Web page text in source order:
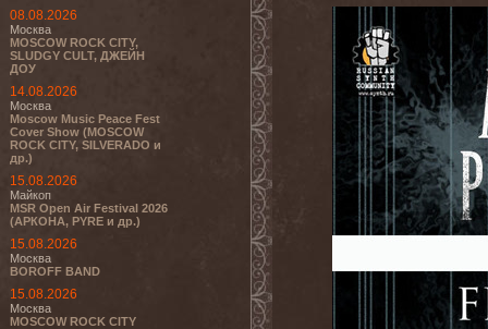
08.08.2026
Москва
MOSCOW ROCK CITY,
SLUDGY CULT, ДЖЕЙН
ДОУ
14.08.2026
Москва
Moscow Music Peace Fest
Cover Show (MOSCOW
ROCK CITY, SILVERADO и
др.)
15.08.2026
Майкоп
MSR Open Air Festival 2026
(АРКОНА, PYRE и др.)
15.08.2026
Москва
BOROFF BAND
15.08.2026
Москва
MOSCOW ROCK CITY